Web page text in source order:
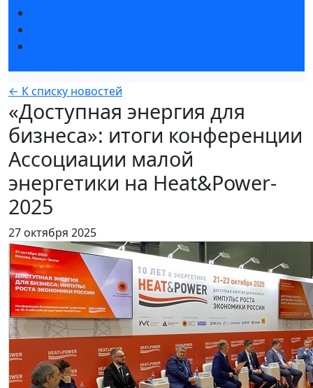
← К списку новостей
«Доступная энергия для
бизнеса»: итоги конференции
Ассоциации малой
энергетики на Heat&Power-
2025
27 октября 2025